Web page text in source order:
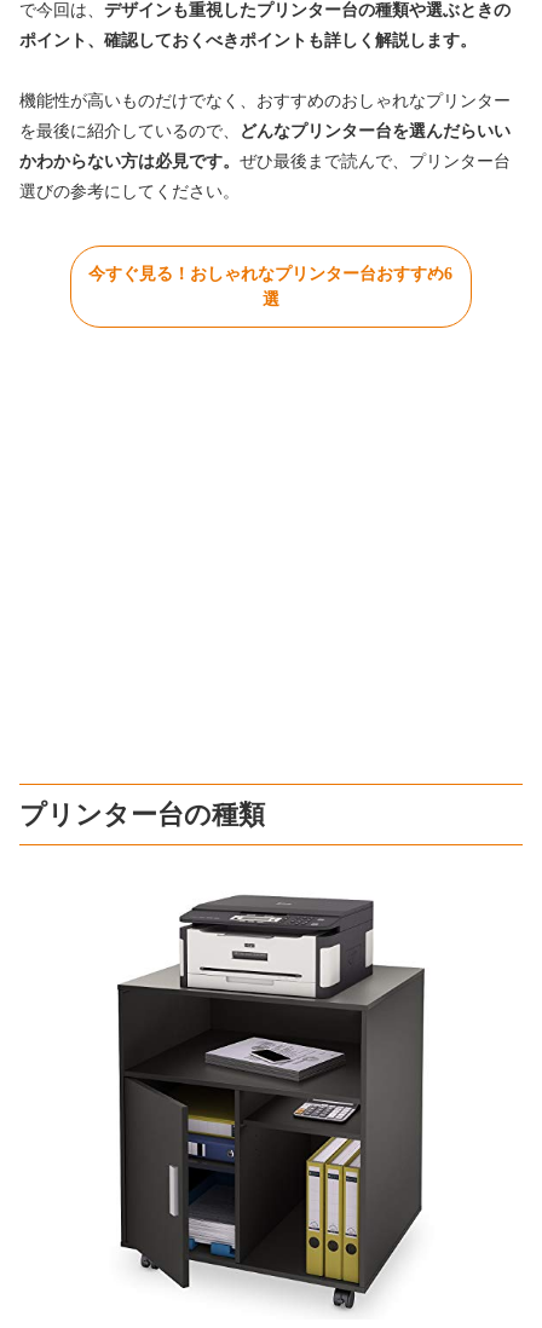
で今回は、 デザインも重視したプリンター台の種類や選ぶときの
ポイント、確認しておくべきポイントも詳しく解説します。
機能性が高いものだけでなく、おすすめのおしゃれなプリンター
を最後に紹介しているので、
どんなプリンター台を選んだらいい
かわからない方は必見です。 ぜひ最後まで読んで、プリンター台
選びの参考にしてください。
今すぐ見る！おしゃれなプリンター台おすすめ6
選
プリンター台の種類